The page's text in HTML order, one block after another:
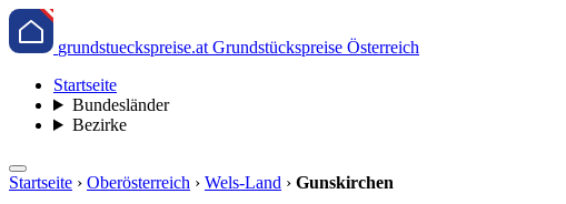
grundstueckspreise.at Grundstückspreise Österreich
Startseite
Bundesländer
Bezirke
Startseite › Oberösterreich › Wels-Land › Gunskirchen